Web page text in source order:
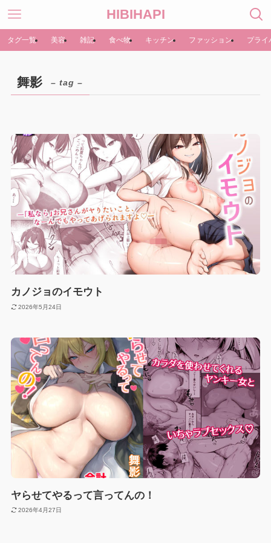
HIBIHAPI
タグ一覧 美容 雑記 食べ物 キッチン ファッション プライ
舞影 – tag –
カノジョのイモウト
2026年5月24日
ヤらせてやるって言ってんの！
2026年4月27日